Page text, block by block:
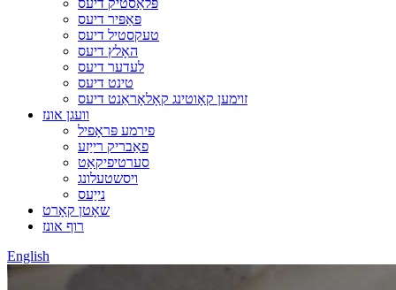
פּלאַסטיק דיעס
פּאַפּיר דיעס
טעקסטיל דיעס
האָלץ דיעס
לעדער דיעס
טינט דיעס
זוימען קאָוטינג קאָלאָראַנט דיעס
וועגן אונז
פירמע פּראָפיל
פאַבריק רייַזע
סערטיפיקאַט
ויסשטעלונג
נייַעס
שאָטן קאָרט
רוף אונז
English